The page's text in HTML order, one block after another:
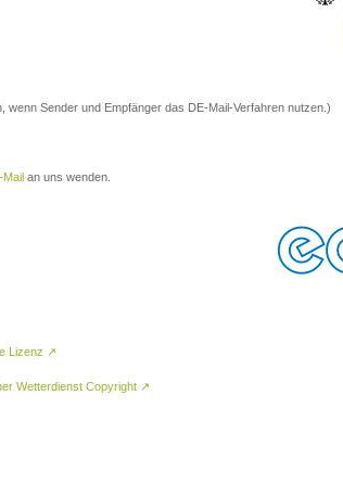
Sender und Empfänger das DE-Mail-Verfahren nutzen.)
Mail an uns wenden.
Lizenz ↗
Wetterdienst Copyright ↗